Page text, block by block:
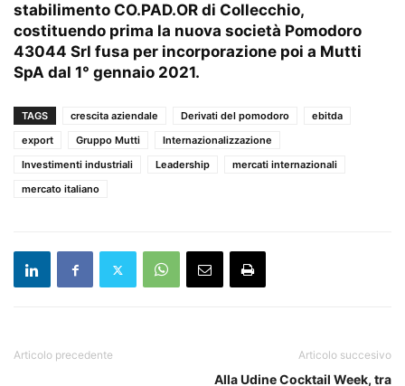
stabilimento CO.PAD.OR di Collecchio,
costituendo prima la nuova società Pomodoro
43044 Srl fusa per incorporazione poi a Mutti
SpA dal 1° gennaio 2021.
TAGS crescita aziendale Derivati del pomodoro
ebitda
export
Gruppo Mutti
Internazionalizzazione
Investimenti industriali
Leadership
mercati internazionali
mercato italiano
Articolo precedente Articolo succesivo
Alla Udine Cocktail Week, tra